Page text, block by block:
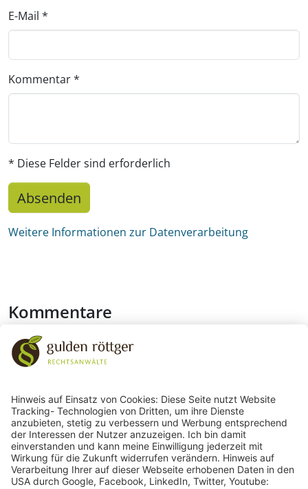
E-Mail *
Kommentar*
* Diese Felder sind erforderlich
Absenden
Weitere Informationen zur Datenverarbeitung
Kommentare
Keine Kommentare
gulden röttger rechtsanwälte